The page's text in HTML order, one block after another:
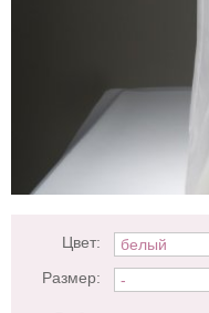
Цвет:
Размер: